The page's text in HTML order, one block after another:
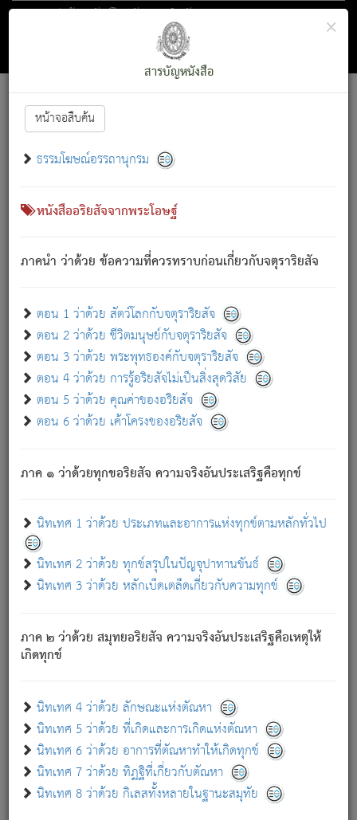
ตอน 1 ว่าด้วย สัตว์โลกกับจตุราริยสัจ
สารบัญ×
สารบัญหนังสือ
หน้าจอสืบค้น
ธรรมโฆษณ์อรรถานุกรม
หนังสืออริยสัจจากพระโอษฐ์
ภาคนำ ว่าด้วย ข้อความที่ควรทราบก่อนเกี่ยวกับจตุราริยสัจ
ตอน 1 ว่าด้วย สัตว์โลกกับจตุราริยสัจ
ตอน 2 ว่าด้วย ชีวิตมนุษย์กับจตุราริยสัจ
ตอน 3 ว่าด้วย พระพุทธองค์กับจตุราริยสัจ
ตอน 4 ว่าด้วย การรู้อริยสัจไม่เป็นสิ่งสุดวิสัย
ตอน 5 ว่าด้วย คุณค่าของอริยสัจ
ตอน 6 ว่าด้วย เค้าโครงของอริยสัจ
ภาค ๑ ว่าด้วยทุกขอริยสัจ ความจริงอันประเสริฐคือทุกข์
นิทเทศ 1 ว่าด้วย ประเภทและอาการแห่งทุกข์ตามหลักทั่วไป
นิทเทศ 2 ว่าด้วย ทุกข์สรุปในปัญจุปาทานขันธ์
นิทเทศ 3 ว่าด้วย หลักเบ็ดเตล็ดเกี่ยวกับความทุกข์
ภาค ๒ ว่าด้วย สมุทยอริยสัจ ความจริงอันประเสริฐคือเหตุให้
เกิดทุกข์
นิทเทศ 4 ว่าด้วย ลักษณะแห่งตัณหา
นิทเทศ 5 ว่าด้วย ที่เกิดและการเกิดแห่งตัณหา
นิทเทศ 6 ว่าด้วย อาการที่ตัณหาทำให้เกิดทุกข์
นิทเทศ 7 ว่าด้วย ทิฏฐิที่เกี่ยวกับตัณหา
นิทเทศ 8 ว่าด้วย กิเลสทั้งหลายในฐานะสมุทัย
Font :15 ]||
สัตว์โลกนี้ เกิดความเดือดร้อนแล้ว มีผัสสะบังหน้า
เขาสำคัญสิ่งใด โดยความเป็นประการใด แต่สิ่งนั้นย่อมเป็น
(ตามที่เป็นจริง) โดยประการอื่นจากที่เขาสำคัญนั้น
สัตว์โลกติดข้องอยู่ในภพ ถูกภพบังหน้าแล้ว มีภพโดยความ
เป็นอย่างอื่น (จากที่มันเป็นอยู่จริง) จึงได้เพลิดเพลินยิ่งนักในภพ
เขาเพลิดเพลินยิ่งนักในสิ่งใด สิ่งนั้นเป็นภัย (ที่เขาไม่รู้จัก)
เขากลัวต่อสิ่งใดสิ่งนั้นเป็นทุกข์
พรหมจรรย์นี้ อันบุคคลย่อมประพฤติ ก็เพื่อการละขาดซึ่ง
ภพ.
สมณะหรือพราหมณ์เหล่าใด กล่าวความหลุดพ้นจากภพว่า
มีได้เพราะภพ เรากล่าวว่า สมณะหรือพราหมณ์ทั้งปวงนั้น
มิใช่ผู้หลดพ้นจากภพ.
ภพ ว่ามีได้เพราะวิภพ[2]: เรากล่าวว่า สมณะหรือพราหมณ์ทั้ง
ปวงนั้น ก็ยังสลัดภพออกไปไม่ได้.
ก็ทุกข์นี้มีขึ้น เพราะอาศัยซึ่งอุปธิทั้งปวง.
เพราะความสิ้นไปแห่งอุปาทานทั้งปวง ความเกิดขึ้นแห่ง
ทุกข์จึงไม่มี.
ท่านจงดูโลกนี้เถิด (จะเห็นว่า) สัตว์ทั้งหลายอันอวิชาหนา
แน่นบังหนาแล้ว; และว่า สัตว์ผู้ยินดีในภพอันเป็นแล้วนั้น ย่อม
อันเป็นไปในที่หรือเวลาทั้งปวง[3]เพื่อความมีแห่งประโยชน์โดย
ประการทั้งปวง; ภพทั้งหลายทั้งหมดนั้น ไม่เที่ยง เป็นทุกข์ มี
ความแปรปรวนเป็นธรรมดา.
อย่างนี้อยู่; เขาย่อมละภวตัณหาได้ และไม่เพลิดเพลินวิภวตัณหา
ด้วย.
ความดับเพราะความสำรอกไม่เหลือ (แห่งภพทั้งหลาย)
เพราะความสิ้นไปแห่งตัณหาโดยประการทั้งปวง นั้นคือ
นิพพาน.
ภพใหม่ย่อมไม่มีแก่ภิกษุนั้น ผู้ดับเย็นสนิทแล้ว เพราะไม่มี